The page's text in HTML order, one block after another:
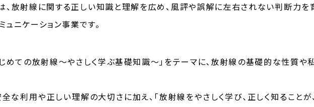
は、放射線に関する正しい知識と理解を広め、風評や誤解に左右されない判断力
ュニケーション事業です。
めての放射線～やさしく学ぶ基礎知識～」をテーマに、放射線の基礎的な性質や
な利用や正しい理解の大切さに加え、「放射線をやさしく学び、正しく知ること